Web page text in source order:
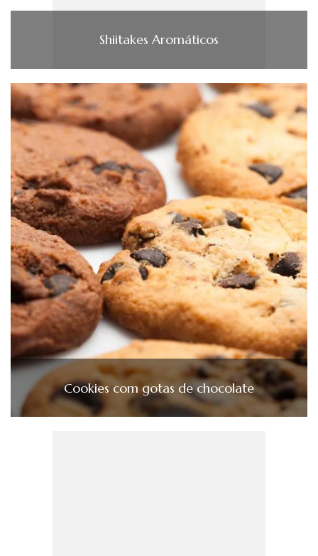
Shiitakes Aromáticos
Cookies com gotas de chocolate